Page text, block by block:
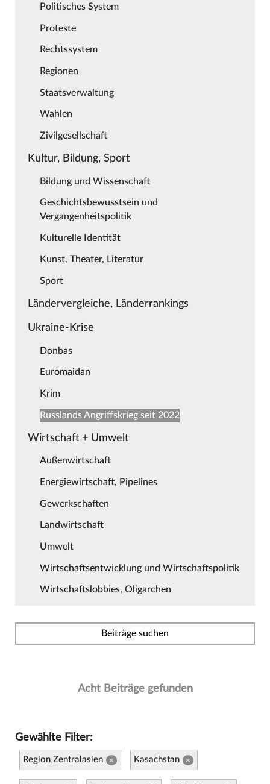
Politisches System
Proteste
Rechtssystem
Regionen
Staatsverwaltung
Wahlen
Zivilgesellschaft
Kultur, Bildung, Sport
Bildung und Wissenschaft
Geschichtsbewusstsein und
Vergangenheitspolitik
Kulturelle Identität
Kunst, Theater, Literatur
Sport
Ländervergleiche, Länderrankings
Ukraine-Krise
Donbas
Euromaidan
Krim
Russlands Angriffskrieg seit 2022
Wirtschaft + Umwelt
Außenwirtschaft
Energiewirtschaft, Pipelines
Gewerkschaften
Landwirtschaft
Umwelt
Wirtschaftsentwicklung und Wirtschaftspolitik
Wirtschaftslobbies, Oligarchen
Beiträge suchen
Acht Beiträge gefunden
Gewählte Filter:
Region Zentralasien × Kasachstan ×